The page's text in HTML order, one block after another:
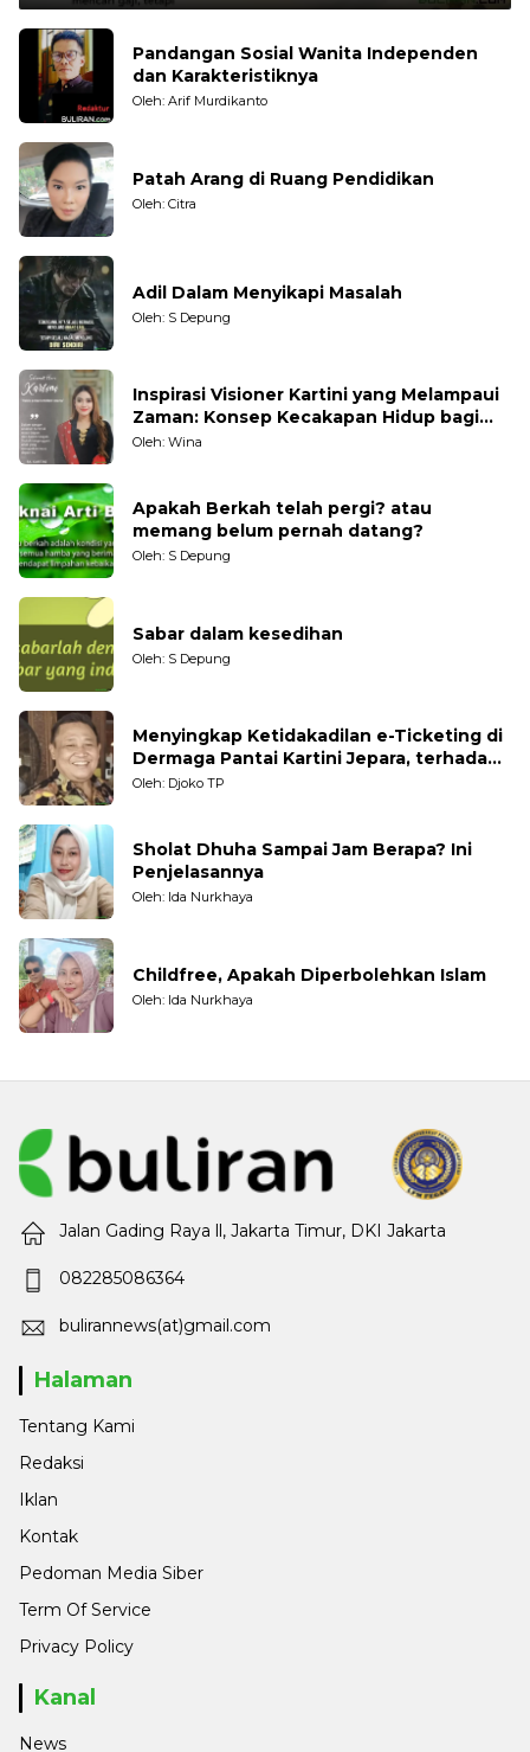
Pandangan Sosial Wanita Independen
dan Karakteristiknya
Oleh: Arif Murdikanto
Patah Arang di Ruang Pendidikan
Oleh: Citra
Adil Dalam Menyikapi Masalah
Oleh: S Depung
Inspirasi Visioner Kartini yang Melampaui
Zaman: Konsep Kecakapan Hidup bagi
Generasi Muda
Oleh: Wina
Apakah Berkah telah pergi? atau
memang belum pernah datang?
Oleh: S Depung
Sabar dalam kesedihan
Oleh: S Depung
Menyingkap Ketidakadilan e-Ticketing di
Dermaga Pantai Kartini Jepara, terhadap
Nelayan Tradisional
Oleh: Djoko TP
Sholat Dhuha Sampai Jam Berapa? Ini
Penjelasannya
Oleh: Ida Nurkhaya
Childfree, Apakah Diperbolehkan Islam
Oleh: Ida Nurkhaya
Jalan Gading Raya ll, Jakarta Timur, DKI Jakarta
082285086364
bulirannews(at)gmail.com
Halaman
Tentang Kami
Redaksi
Iklan
Kontak
Pedoman Media Siber
Term Of Service
Privacy Policy
Kanal
News